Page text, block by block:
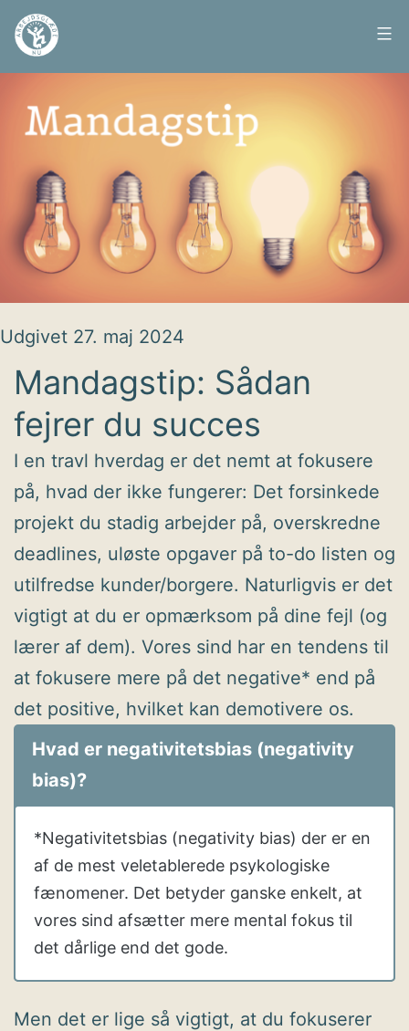
Fortsæt
Arbejdsglæde
Udgivet 27. maj 2024
Mandagstip: Sådan
fejrer du succes
I en travl hverdag er det nemt at fokusere
på, hvad der ikke fungerer: Det forsinkede
projekt du stadig arbejder på, overskredne
deadlines, uløste opgaver på to-do listen og
utilfredse kunder/borgere. Naturligvis er det
vigtigt at du er opmærksom på dine fejl (og
lærer af dem). Vores sind har en tendens til
at fokusere mere på det negative* end på
det positive, hvilket kan demotivere os.
Hvad er negativitetsbias (negativity
bias)?
*Negativitetsbias (negativity bias) der er en
af ​​de mest veletablerede psykologiske
fænomener. Det betyder ganske enkelt, at
vores sind afsætter mere mental fokus til
det dårlige end det gode.
Men det er lige så vigtigt, at du fokuserer